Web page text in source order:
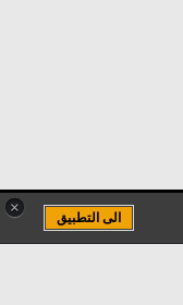
×
الى التطبيق